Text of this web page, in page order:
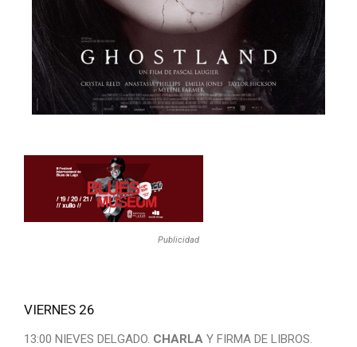
Publicidad
VIERNES 26
13:00 NIEVES DELGADO. CHARLA Y FIRMA DE LIBROS.